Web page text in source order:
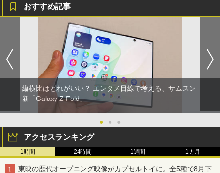
おすすめ記事
縦横比はどれがいい？ エンタメ目線で考える、サムスン
新「Galaxy Z Fold」
● ● ●
アクセスランキング
1時間 24時間 1週間 1カ月
東映の歴代オープニング映像がカプセルトイに。全5種で8月下